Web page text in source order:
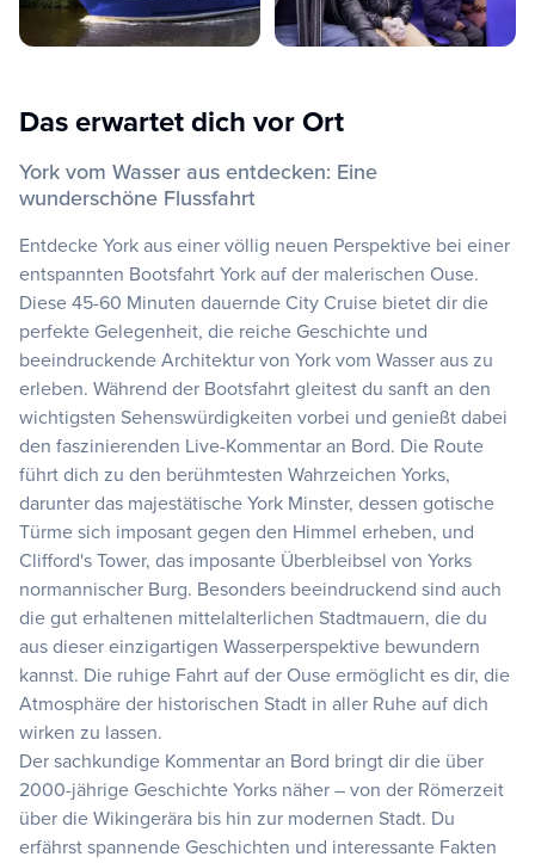
Das erwartet dich vor Ort
York vom Wasser aus entdecken: Eine
wunderschöne Flussfahrt
Entdecke York aus einer völlig neuen Perspektive bei einer
entspannten Bootsfahrt York auf der malerischen Ouse.
Diese 45-60 Minuten dauernde City Cruise bietet dir die
perfekte Gelegenheit, die reiche Geschichte und
beeindruckende Architektur von York vom Wasser aus zu
erleben. Während der Bootsfahrt gleitest du sanft an den
wichtigsten Sehenswürdigkeiten vorbei und genießt dabei
den faszinierenden Live-Kommentar an Bord. Die Route
führt dich zu den berühmtesten Wahrzeichen Yorks,
darunter das majestätische York Minster, dessen gotische
Türme sich imposant gegen den Himmel erheben, und
Clifford's Tower, das imposante Überbleibsel von Yorks
normannischer Burg. Besonders beeindruckend sind auch
die gut erhaltenen mittelalterlichen Stadtmauern, die du
aus dieser einzigartigen Wasserperspektive bewundern
kannst. Die ruhige Fahrt auf der Ouse ermöglicht es dir, die
Atmosphäre der historischen Stadt in aller Ruhe auf dich
wirken zu lassen.
Der sachkundige Kommentar an Bord bringt dir die über
2000-jährige Geschichte Yorks näher – von der Römerzeit
über die Wikingerära bis hin zur modernen Stadt. Du
erfährst spannende Geschichten und interessante Fakten